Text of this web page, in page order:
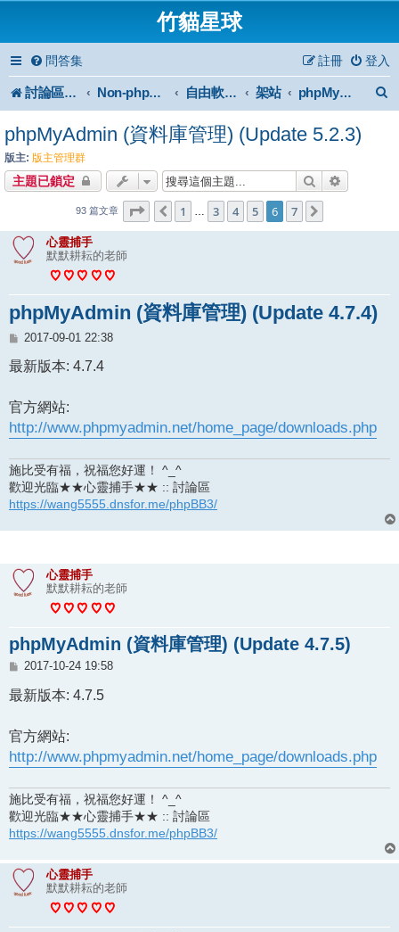
竹貓星球
問答集 登入
註冊
討論區首頁 Non-phpBB specific 自由軟體或免費軟體 架站 phpMyAdmin
phpMyAdmin (資料庫管理) (Update 5.2.3)
版主: 版主管理群
主題已鎖定 搜尋
93 篇文章 第6 頁 (共 7頁)
上一頁
1 … 3 4 5 6 7
心靈捕手
默默耕耘的老師
phpMyAdmin (資料庫管理) (Update 4.7.4)
文
2017-09-01 22:38
最新版本: 4.7.4
官方網站:
http://www.phpmyadmin.net/home_page/downloads.php
施比受有福，祝福您好運！ ^_^
歡迎光臨★★心靈捕手★★ :: 討論區
https://wang5555.dnsfor.me/phpBB3/
心靈捕手
默默耕耘的老師
phpMyAdmin (資料庫管理) (Update 4.7.5)
文
2017-10-24 19:58
最新版本: 4.7.5
官方網站:
http://www.phpmyadmin.net/home_page/downloads.php
施比受有福，祝福您好運！ ^_^
歡迎光臨★★心靈捕手★★ :: 討論區
https://wang5555.dnsfor.me/phpBB3/
心靈捕手
默默耕耘的老師